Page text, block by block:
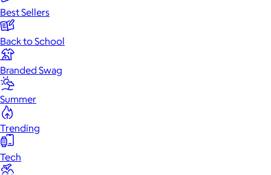
Best Sellers
Back to School
Branded Swag
Summer
Trending
Tech